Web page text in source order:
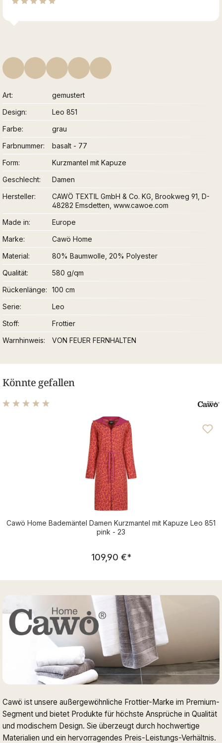
Art
gemustert
Design
Leo 851
Farbe
grau
Farbnummer
basalt - 77
Form
Kurzmantel mit Kapuze
Geschlecht
Damen
Hersteller
CAWÖ TEXTIL GmbH & Co. KG, Brookweg 91, D-
48282 Emsdetten, www.cawoe.com
Made in
Europe
Marke
Cawö Home
Material
80% Baumwolle, 20% Polyester
Qualität
580 g/qm
Rückenlänge
100 cm
Serie
Leo
Stoff
Frottier
Warnhinweis
VON FEUER FERNHALTEN
Könnte gefallen
Durchschnittliche Bewertung von 5 von 5 Sternen
Cawö Home Bademäntel Damen Kurzmantel mit Kapuze Leo 851
pink - 23
Regulärer Preis:
109,90 €*
Cawö ist unsere außergewöhnliche Frottier-Marke im Premium-
Segment und bietet Produkte für höchste Ansprüche in Qualität
und modischem Design. Sie überzeugt durch hochwertige
Materialien und ein hervorragendes Preis-Leistungs-Verhältnis.